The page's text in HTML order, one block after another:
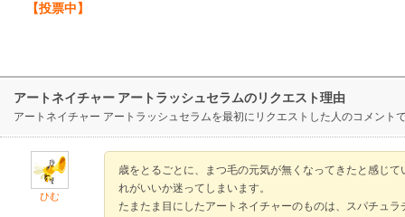
【投票中】
アートネイチャー アートラッシュセラムのリクエスト理由
アートネイチャー アートラッシュセラムを最初にリクエストした人のコメント
ひむ
歳をとるごとに、まつ毛の元気が無くなってきたと感じ
れがいいか迷ってしまいます。
たまたま目にしたアートネイチャーのものは、スパチュ